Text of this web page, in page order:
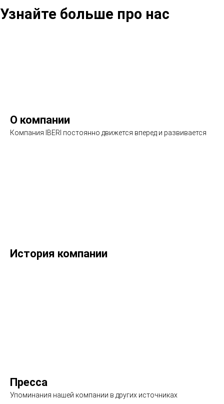
Узнайте больше про нас
О компании
Компания IBERI постоянно движется вперед и развивается
История компании
Пресса
Упоминания нашей компании в других источниках